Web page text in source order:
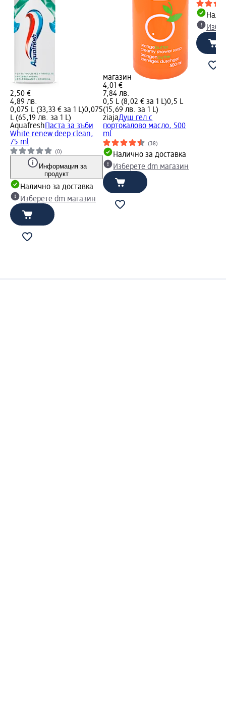
2,50 €
4,89 лв.
0,075 L (33,33 € за 1 L)0,075
L (65,19 лв. за 1 L)
AquafreshПаста за зъби
White renew deep clean,
75 ml
(0)
Информация за
продукт
Налично за доставка
Изберете dm магазин
магазин
4,01 €
7,84 лв.
0,5 L (8,02 € за 1 L)0,5 L
(15,69 лв. за 1 L)
ziajaДуш гел с
портокалово масло, 500
ml
(38)
Налично за доставка
Изберете dm магазин